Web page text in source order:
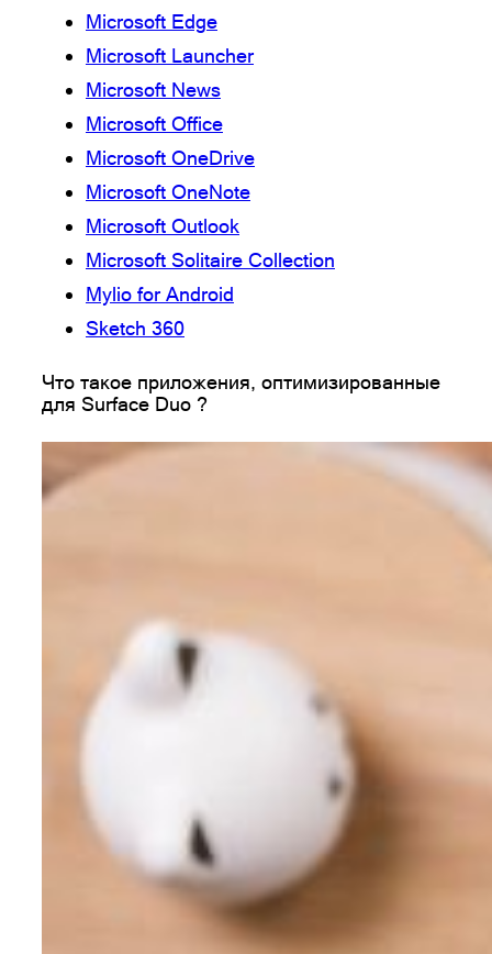
Microsoft Edge
Microsoft Launcher
Microsoft News
Microsoft Office
Microsoft OneDrive
Microsoft OneNote
Microsoft Outlook
Microsoft Solitaire Collection
Mylio for Android
Sketch 360
Что такое приложения, оптимизированные
для Surface Duo ?